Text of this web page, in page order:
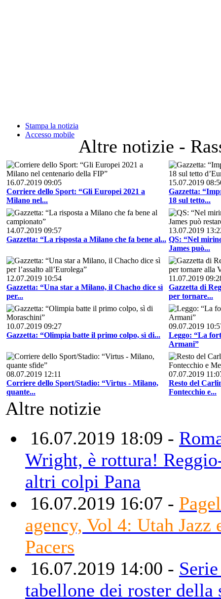
Stampa la notizia
Accesso mobile
Altre notizie -
16.07.2019 09:05
Corriere dello Sport: “Gli Europei 2021 a
Milano nel...
15.07.2019
Gazzetta:
18 sul tetto...
14.07.2019 09:57
Gazzetta: “La risposta a Milano che fa bene al...
13.07.2019
QS: “Nel
James può...
12.07.2019 10:54
Gazzetta: “Una star a Milano, il Chacho dice sì
per...
11.07.2019
Gazzetta di
per tornare...
10.07.2019 09:27
Gazzetta: “Olimpia batte il primo colpo, sì di...
09.07.2019
Leggo: “La
Armani”
08.07.2019 12:11
Corriere dello Sport/Stadio: “Virtus - Milano,
quante...
07.07.2019
Resto del
Fontecchio e...
Altre notizie
16.07.2019 18:09 -
Wright, è rottura!
altri colpi Pana
16.07.2019 16:07 -
agency, Vol 4: Utah Jazz
Pacers
16.07.2019 14:00 -
tabellone dei roster della